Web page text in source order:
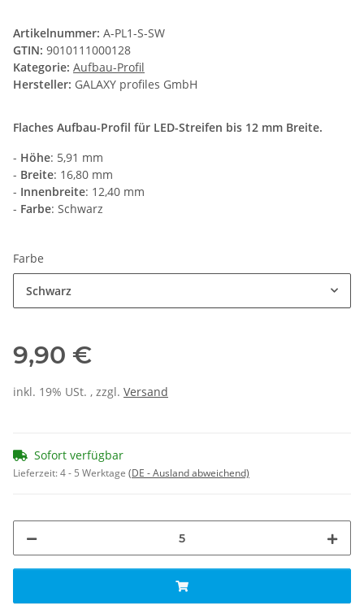
Artikelnummer: A-PL1-S-SW
GTIN: 9010111000128
Kategorie: Aufbau-Profil
Hersteller: GALAXY profiles GmbH
Flaches Aufbau-Profil für LED-Streifen bis 12 mm Breite.
- Höhe: 5,91 mm
- Breite: 16,80 mm
- Innenbreite: 12,40 mm
- Farbe: Schwarz
Farbe
Schwarz
9,90 €
inkl. 19% USt. , zzgl. Versand
Sofort verfügbar
Lieferzeit:4 - 5 Werktage (DE - Ausland abweichend)